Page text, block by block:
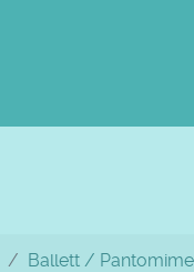
Ballett /